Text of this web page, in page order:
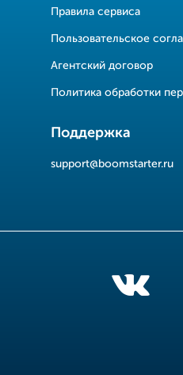
Правила сервиса
Пользовательское
Агентский договор
Политика обработки
Поддержка
support@boomstarter.ru